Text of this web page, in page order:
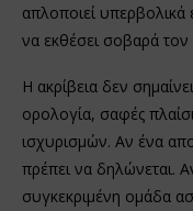
απλοποιεί υπερβολικά
να εκθέσει σοβαρά
Η ακρίβεια δεν
ορολογία, σαφές
ισχυρισμών. Αν ένα
πρέπει να δηλώνεται.
συγκεκριμένη ομάδα